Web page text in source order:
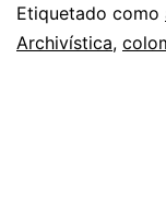
Etiquetado como
Archivística,